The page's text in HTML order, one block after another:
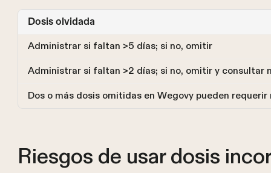
Dosis olvidada
Administrar si faltan >5 días; si no, omitir
Administrar si faltan >2 días; si no, omitir y consultar
Dos o más dosis omitidas en Wegovy pueden
Riesgos de usar dosis